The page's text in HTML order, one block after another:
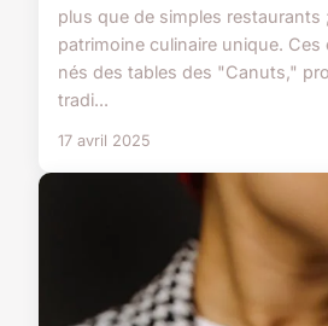
plus que de simples restaurants
patrimoine culinaire unique. Ces
nés des tables des "Canuts,"
tradi...
17 avril 2025